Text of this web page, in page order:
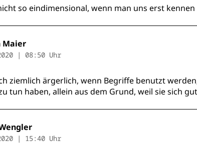
so eindimensional, wenn man uns erst
Maier
| 08:50 Uhr
ziemlich ärgerlich, wenn Begriffe benutzt
tun haben, allein aus dem Grund, weil sie sich
| 15:40 Uhr